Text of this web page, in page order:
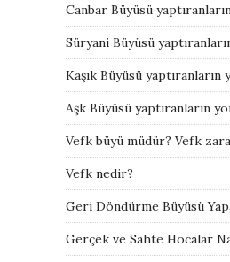
Canbar Büyüsü
Süryani Büyüsü
Kaşık Büyüsü yaptıranların
Aşk Büyüsü yaptıranların
Vefk büyü müdür? Vefk
Vefk nedir?
Geri Döndürme Büyüsü
Gerçek ve Sahte Hocalar